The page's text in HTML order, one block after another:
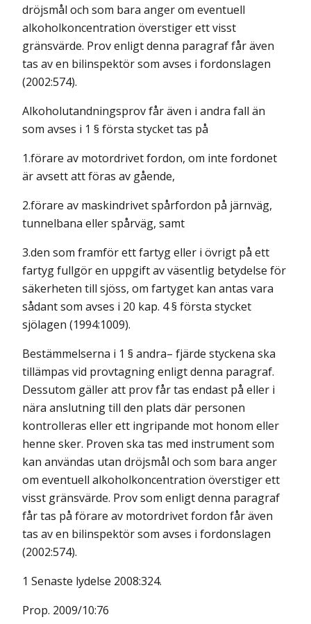
dröjsmål och som bara anger om eventuell
alkoholkoncentration överstiger ett visst
gränsvärde. Prov enligt denna paragraf får även
tas av en bilinspektör som avses i fordonslagen
(2002:574).
Alkoholutandningsprov får även i andra fall än
som avses i 1 § första stycket tas på
1.förare av motordrivet fordon, om inte fordonet
är avsett att föras av gående,
2.förare av maskindrivet spårfordon på järnväg,
tunnelbana eller spårväg, samt
3.den som framför ett fartyg eller i övrigt på ett
fartyg fullgör en uppgift av väsentlig betydelse för
säkerheten till sjöss, om fartyget kan antas vara
sådant som avses i 20 kap. 4 § första stycket
sjölagen (1994:1009).
Bestämmelserna i 1 § andra– fjärde styckena ska
tillämpas vid provtagning enligt denna paragraf.
Dessutom gäller att prov får tas endast på eller i
nära anslutning till den plats där personen
kontrolleras eller ett ingripande mot honom eller
henne sker. Proven ska tas med instrument som
kan användas utan dröjsmål och som bara anger
om eventuell alkoholkoncentration överstiger ett
visst gränsvärde. Prov som enligt denna paragraf
får tas på förare av motordrivet fordon får även
tas av en bilinspektör som avses i fordonslagen
(2002:574).
1 Senaste lydelse 2008:324.
Prop. 2009/10:76